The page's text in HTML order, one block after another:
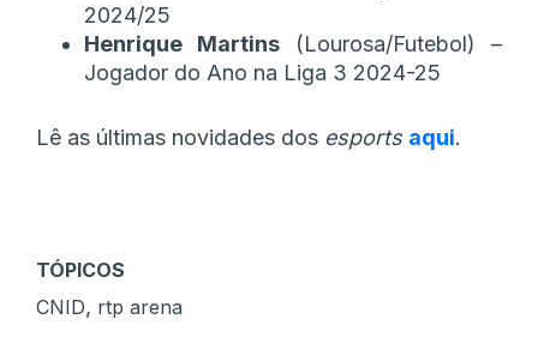
2024/25
Henrique Martins (Lourosa/Futebol) –
Jogador do Ano na Liga 3 2024-25
Lê as últimas novidades dos esports aqui.
TÓPICOS
CNID, rtp arena